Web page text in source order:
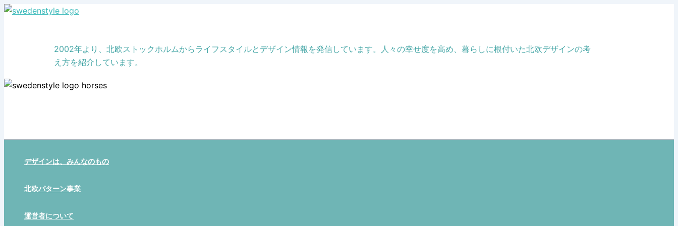
Skip
2002年より、北欧ストックホルムからライフスタイルとデザイン情報を発信しています。人々の幸せ度を高め、暮らしに根付いた北欧デザインの考
え方を紹介しています。
デザインは、みんなのもの
北欧パターン事業
運営者について